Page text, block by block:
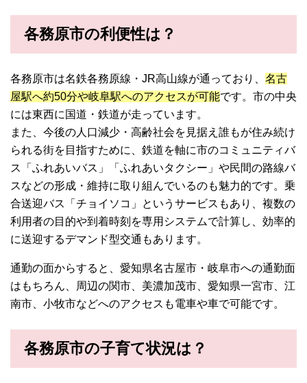
各務原市の利便性は？
各務原市は名鉄各務原線・JR高山線が通っており、 名古
屋駅へ約50分や岐阜駅へのアクセスが可能です。市の中央
には東西に国道・鉄道が走っています。
また、今後の人口減少・高齢社会を見据え誰もが住み続け
られる街を目指すために、鉄道を軸に市のコミュニティバ
ス「ふれあいバス」「ふれあいタクシー」や民間の路線バ
スなどの形成・維持に取り組んでいるのも魅力的です。乗
合送迎バス「チョイソコ」というサービスもあり、複数の
利用者の目的や到着時刻を専用システムで計算し、効率的
に送迎するデマンド型交通もあります。
通勤の面からすると、愛知県名古屋市・岐阜市への通勤面
はもちろん、周辺の関市、美濃加茂市、愛知県一宮市、江
南市、小牧市などへのアクセスも電車や車で可能です。
各務原市の子育て状況は？